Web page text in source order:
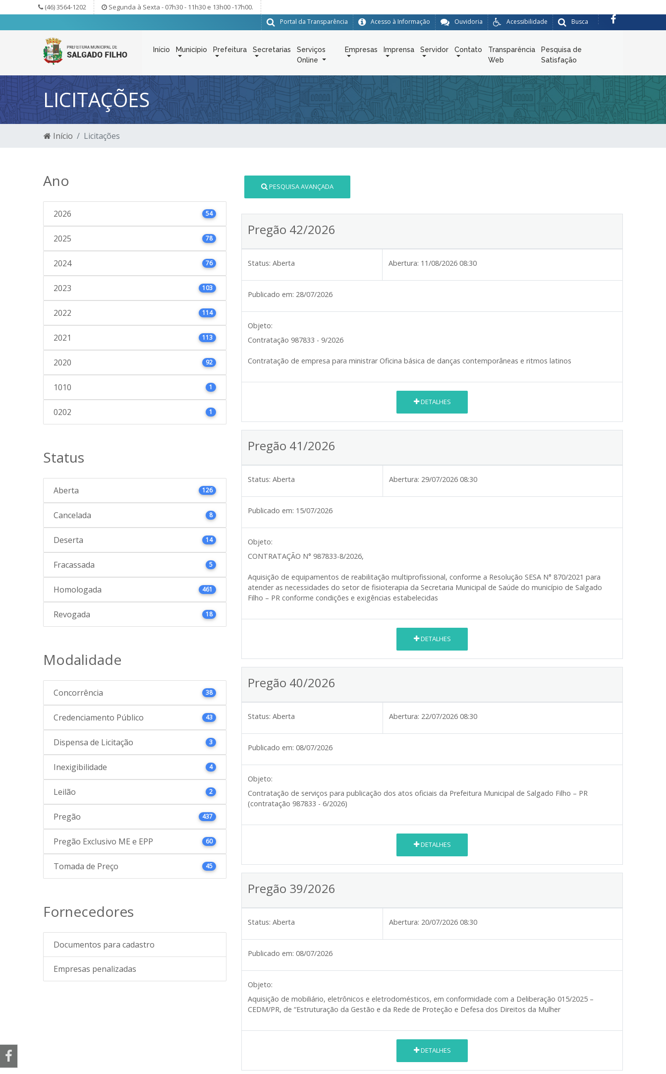
(46) 3564-1202 Segunda à Sexta - 07h30 - 11h30 e 13h00 -17h00.
Busca
Acessibilidade
Ouvidoria
Acesso à Informação
Portal da Transparência
Início Município Prefeitura Secretarias
Serviços
Online
Empresas Imprensa Servidor Contato
Transparência
Web
Pesquisa de
Satisfação
LICITAÇÕES
Início Licitações
Ano
2026 54
2025 78
2024 76
2023 103
2022 114
2021 113
2020 92
1010 1
0202 1
Status
Aberta 126
Cancelada 8
Deserta 14
Fracassada 5
Homologada 461
Revogada 18
Modalidade
Concorrência 38
Credenciamento Público 43
Dispensa de Licitação 3
Inexigibilidade 4
Leilão 2
Pregão 437
Pregão Exclusivo ME e EPP 60
Tomada de Preço 45
Fornecedores
Documentos para cadastro
Empresas penalizadas
PESQUISA AVANÇADA
Pregão 42/2026
Status: Aberta Abertura: 11/08/2026 08:30
Publicado em: 28/07/2026
Objeto:
Contratação 987833 - 9/2026
Contratação de empresa para ministrar Oficina básica de danças contemporâneas e ritmos latinos
DETALHES
Pregão 41/2026
Status: Aberta Abertura: 29/07/2026 08:30
Publicado em: 15/07/2026
Objeto:
CONTRATAÇÃO N° 987833-8/2026,
Aquisição de equipamentos de reabilitação multiprofissional, conforme a Resolução SESA N° 870/2021 para
atender as necessidades do setor de fisioterapia da Secretaria Municipal de Saúde do município de Salgado
Filho – PR conforme condições e exigências estabelecidas
DETALHES
Pregão 40/2026
Status: Aberta Abertura: 22/07/2026 08:30
Publicado em: 08/07/2026
Objeto:
Contratação de serviços para publicação dos atos oficiais da Prefeitura Municipal de Salgado Filho – PR
(contratação 987833 - 6/2026)
DETALHES
Pregão 39/2026
Status: Aberta Abertura: 20/07/2026 08:30
Publicado em: 08/07/2026
Objeto:
Aquisição de mobiliário, eletrônicos e eletrodomésticos, em conformidade com a Deliberação 015/2025 –
CEDM/PR, de “Estruturação da Gestão e da Rede de Proteção e Defesa dos Direitos da Mulher
DETALHES